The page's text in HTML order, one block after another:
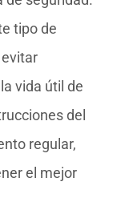
tipo de
vida útil de
del
regular,
el mejor